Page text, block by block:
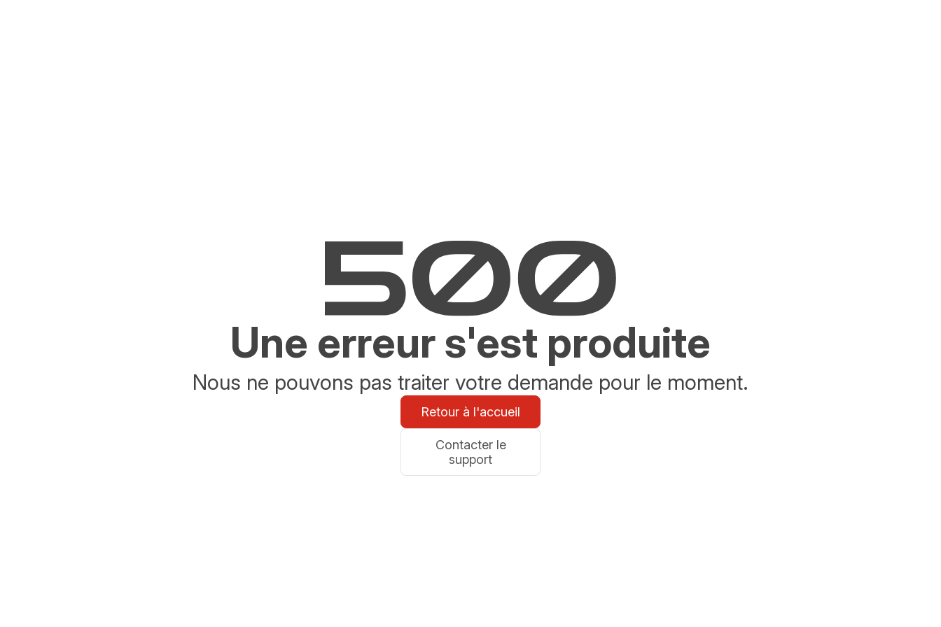
Une erreur s'est produite
Nous ne pouvons pas traiter votre demande pour le moment.
Retour à l'accueil
Contacter le
support